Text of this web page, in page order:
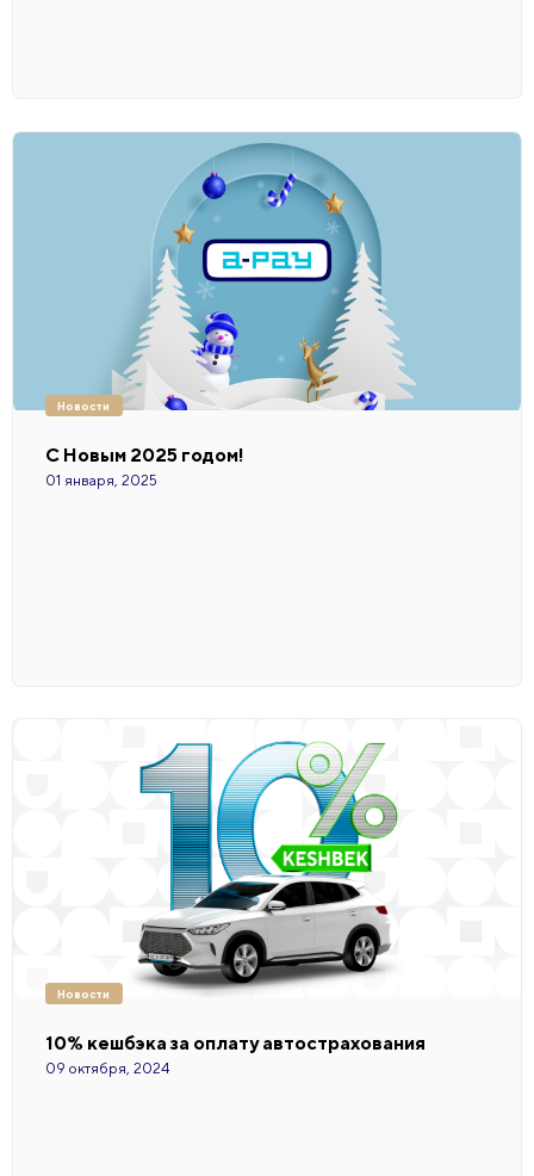
Новости
С Новым 2025 годом!
01 января, 2025
Новости
10% кешбэка за оплату автострахования
09 октября, 2024